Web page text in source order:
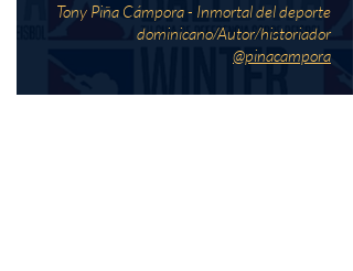
Tony Piña Cámpora - Inmortal del deporte
dominicano/Autor/historiador
@pinacampora